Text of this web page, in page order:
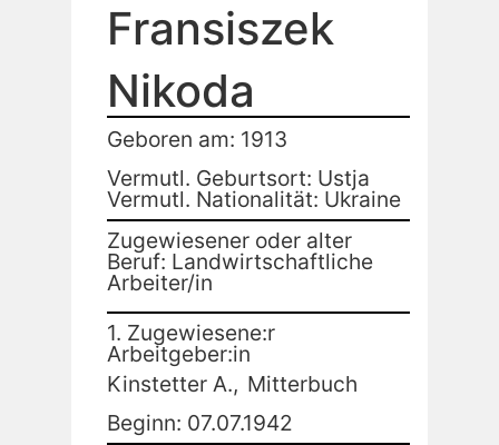
Fransiszek
Nikoda
Geboren am: 1913
Vermutl. Geburtsort: Ustja
Vermutl. Nationalität: Ukraine
Zugewiesener oder alter
Beruf: Landwirtschaftliche
Arbeiter/in
1. Zugewiesene:r
Arbeitgeber:in
Kinstetter A., Mitterbuch
Beginn: 07.07.1942